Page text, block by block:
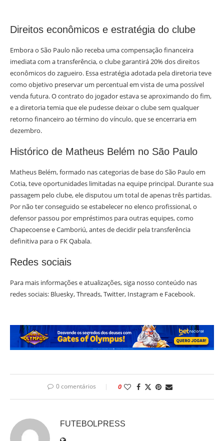
Direitos econômicos e estratégia do clube
Embora o São Paulo não receba uma compensação financeira
imediata com a transferência, o clube garantirá 20% dos direitos
econômicos do zagueiro. Essa estratégia adotada pela diretoria teve
como objetivo preservar um percentual em vista de uma possível
venda futura. O contrato do jogador estava se aproximando do fim,
e a diretoria temia que ele pudesse deixar o clube sem qualquer
retorno financeiro ao término do vínculo, que se encerraria em
dezembro.
Histórico de Matheus Belém no São Paulo
Matheus Belém, formado nas categorias de base do São Paulo em
Cotia, teve oportunidades limitadas na equipe principal. Durante sua
passagem pelo clube, ele disputou um total de apenas três partidas.
Por não ter conseguido se estabelecer no elenco profissional, o
defensor passou por empréstimos para outras equipes, como
Chapecoense e Camboriú, antes de decidir pela transferência
definitiva para o FK Qabala.
Redes sociais
Para mais informações e atualizações, siga nosso conteúdo nas
redes sociais: Bluesky, Threads, Twitter, Instagram e Facebook.
0 comentários 0
FUTEBOLPRESS